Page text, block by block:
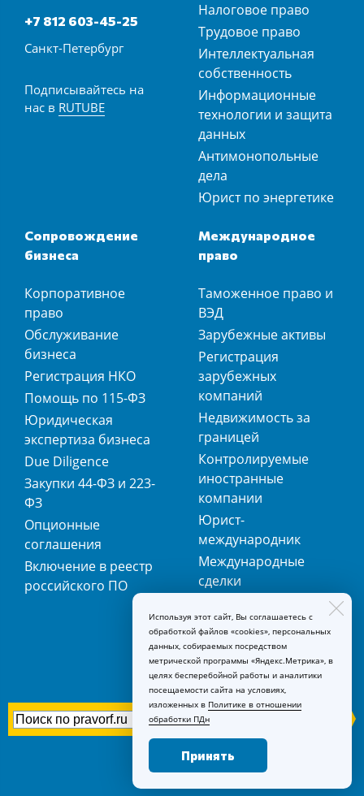
+7 812 603-45-25
Санкт-Петербург
Подписывайтесь на
нас в RUTUBE
Налоговое право
Трудовое право
Интеллектуальная
собственность
Информационные
технологии и защита
данных
Антимонопольные
дела
Юрист по энергетике
Сопровождение
бизнеса
Корпоративное
право
Обслуживание
бизнеса
Регистрация НКО
Помощь по 115-ФЗ
Юридическая
экспертиза бизнеса
Due Diligence
Закупки 44-ФЗ и 223-
ФЗ
Опционные
соглашения
Включение в реестр
российского ПО
Международное
право
Таможенное право и
ВЭД
Зарубежные активы
Регистрация
зарубежных
компаний
Недвижимость за
границей
Контролируемые
иностранные
компании
Юрист-
международник
Международные
сделки
регистрация
товарных знаков
Используя этот сайт, Вы соглашаетесь с
обработкой файлов «cookies», персональных
данных, собираемых посредством
метрической программы «Яндекс.Метрика», в
целях бесперебойной работы и аналитики
посещаемости сайта на условиях,
изложенных в Политике в отношении
обработки ПДн
Принять